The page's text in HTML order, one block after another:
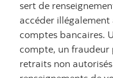
sert de
accéder illégalement
comptes bancaires.
compte, un fraudeur
retraits non